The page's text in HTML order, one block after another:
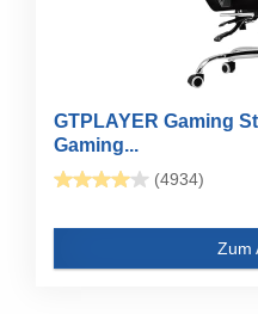
GTPLAYER Gaming
Gaming...
(4934)
Zum